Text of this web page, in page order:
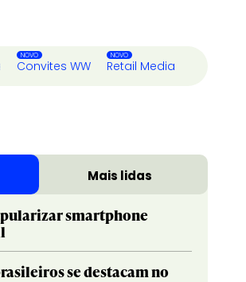
Convites WW Retail Media
Mais lidas
smartphone
se destacam no